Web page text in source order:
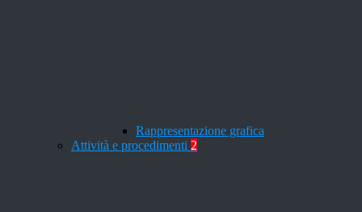
Rappresentazione grafica
Attività e procedimenti 2